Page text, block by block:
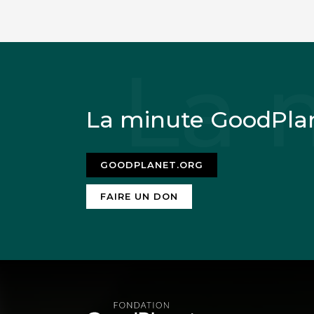
La minute
GOODPLANET.ORG
FAIRE UN DON